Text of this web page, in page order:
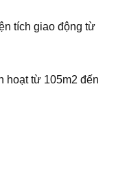
tích giao động từ
hoạt từ 105m2 đến